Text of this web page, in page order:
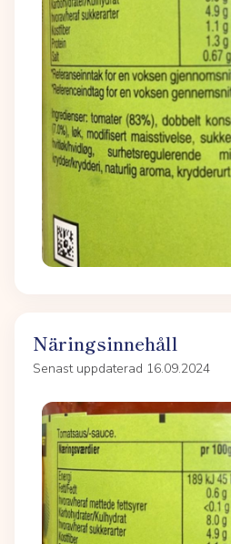
Näringsinnehåll
Senast uppdaterad 16.09.2024